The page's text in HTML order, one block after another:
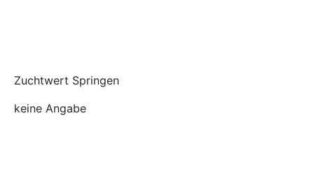
Zuchtwert Springen
keine Angabe